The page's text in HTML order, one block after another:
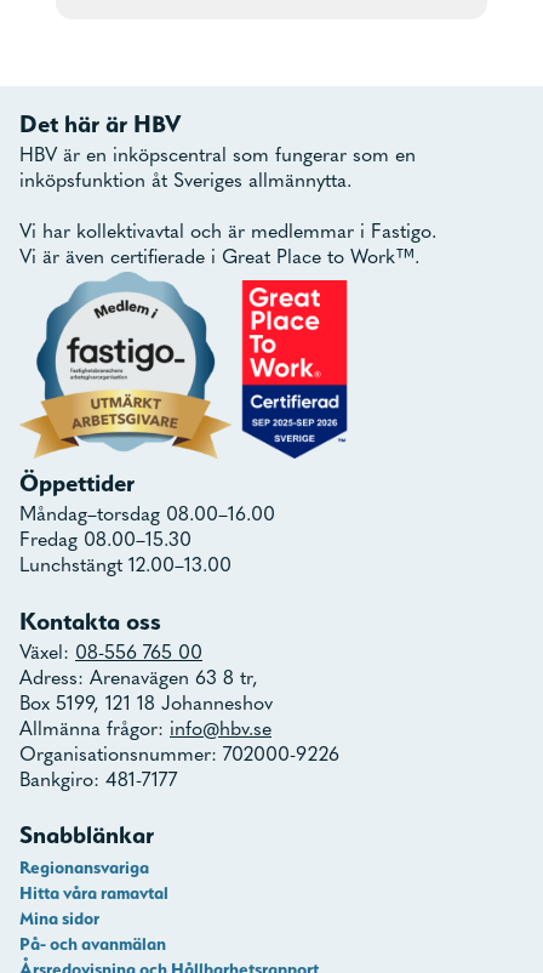
Det här är HBV
HBV är en inköpscentral som fungerar som en
inköpsfunktion åt Sveriges allmännytta.
Vi har kollektivavtal och är medlemmar i Fastigo.
Vi är även certifierade i Great Place to Work™.
Öppettider
Måndag–torsdag 08.00–16.00
Fredag 08.00–15.30
Lunchstängt 12.00–13.00
Kontakta oss
Växel: 08-556 765 00
Adress: Arenavägen 63 8 tr,
Box 5199, 121 18 Johanneshov
Allmänna frågor: info@hbv.se
Organisationsnummer: 702000-9226
Bankgiro: 481-7177
Snabblänkar
Regionansvariga
Hitta våra ramavtal
Mina sidor
På- och avanmälan